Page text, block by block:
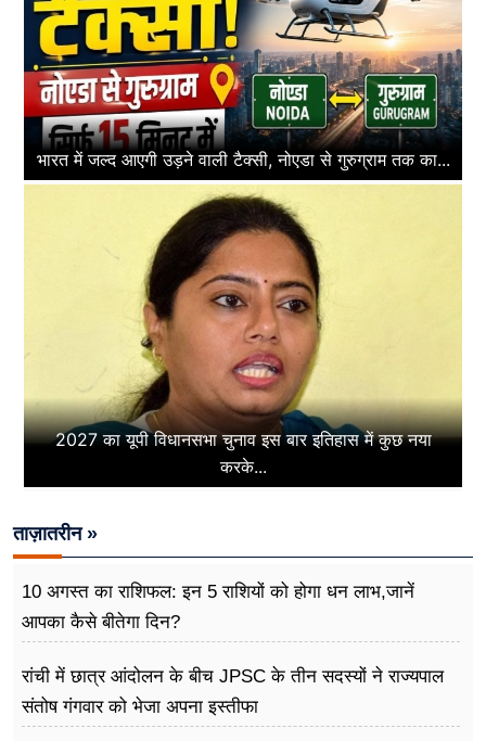
भारत में जल्द आएगी उड़ने वाली टैक्सी, नोएडा से गुरुग्राम तक का...
2027 का यूपी विधानसभा चुनाव इस बार इतिहास में कुछ नया
करके...
ताज़ातरीन »
10 अगस्त का राशिफल: इन 5 राशियों को होगा धन लाभ,जानें
आपका कैसे बीतेगा दिन?
रांची में छात्र आंदोलन के बीच JPSC के तीन सदस्यों ने राज्यपाल
संतोष गंगवार को भेजा अपना इस्तीफा